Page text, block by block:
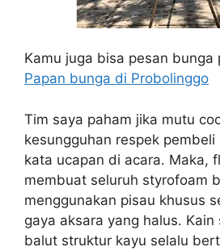
Kamu juga bisa pesan bunga
Papan bunga di Probolinggo
Tim saya paham jika mutu
kesungguhan respek pembeli
kata ucapan di acara. Maka,
membuat seluruh styrofoam
menggunakan pisau khusus
gaya aksara yang halus. Kain
balut struktur kayu selalu